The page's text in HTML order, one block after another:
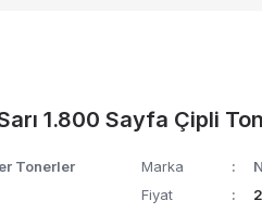
1.800 Sayfa Çipli
Tonerler Marka
Fiyat